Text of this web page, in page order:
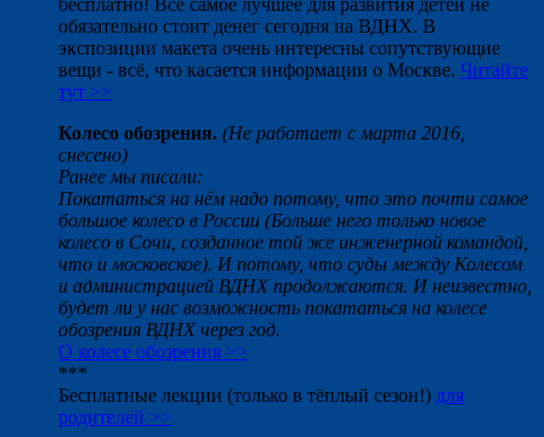
обязательно стоит денег сегодня на ВДНХ. В
экспозиции макета очень интересны сопутствующие
вещи - всё, что касается информации о Москве. Читайте
тут >>
Колесо обозрения. (Не работает с марта 2016,
снесено)
Ранее мы писали:
Покататься на нём надо потому, что это почти самое
большое колесо в России (Больше него только новое
колесо в Сочи, созданное той же инженерной командой,
что и московское). И потому, что суды между Колесом
и администрацией ВДНХ продолжаются. И неизвестно,
будет ли у нас возможность покататься на колесе
обозрения ВДНХ через год.
О колесе обозрения >>
***
Бесплатные лекции (только в тёплый сезон!) для
родителей >>